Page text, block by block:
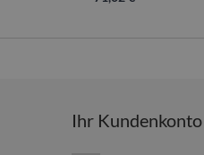
Ihr Kundenkonto